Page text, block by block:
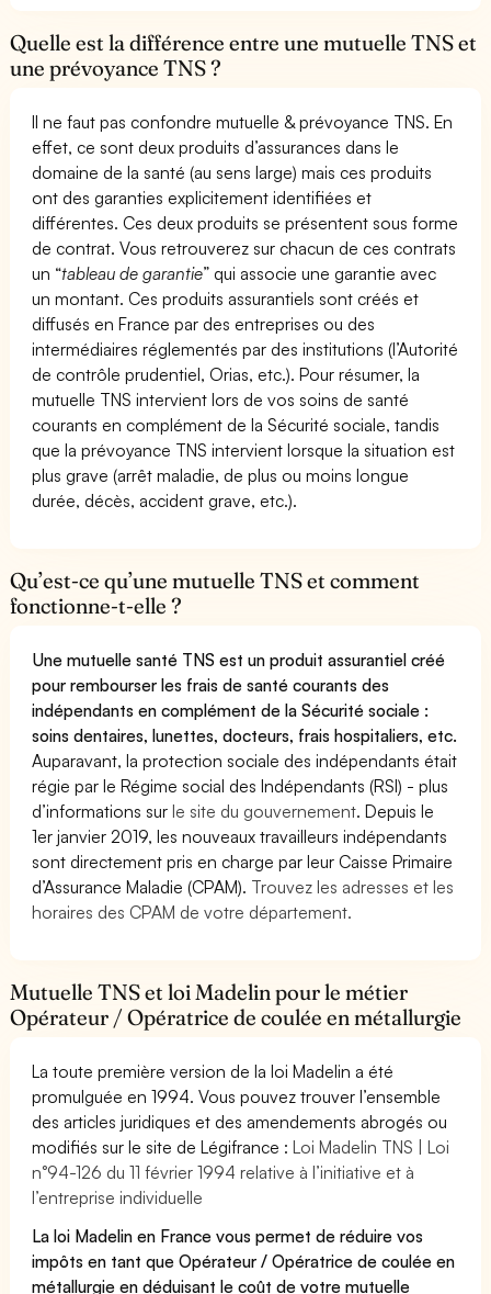
Quelle est la différence entre une mutuelle TNS et
une prévoyance TNS ?
Il ne faut pas confondre mutuelle & prévoyance TNS. En
effet, ce sont deux produits d’assurances dans le
domaine de la santé (au sens large) mais ces produits
ont des garanties explicitement identifiées et
différentes. Ces deux produits se présentent sous forme
de contrat. Vous retrouverez sur chacun de ces contrats
un “tableau de garantie” qui associe une garantie avec
un montant. Ces produits assurantiels sont créés et
diffusés en France par des entreprises ou des
intermédiaires réglementés par des institutions (l’Autorité
de contrôle prudentiel, Orias, etc.). Pour résumer, la
mutuelle TNS intervient lors de vos soins de santé
courants en complément de la Sécurité sociale, tandis
que la prévoyance TNS intervient lorsque la situation est
plus grave (arrêt maladie, de plus ou moins longue
durée, décès, accident grave, etc.).
Qu’est-ce qu’une mutuelle TNS et comment
fonctionne-t-elle ?
Une mutuelle santé TNS est un produit assurantiel créé
pour rembourser les frais de santé courants des
indépendants en complément de la Sécurité sociale :
soins dentaires, lunettes, docteurs, frais hospitaliers, etc.
Auparavant, la protection sociale des indépendants était
régie par le Régime social des Indépendants (RSI) - plus
d’informations surle site du gouvernement. Depuis le
1er janvier 2019, les nouveaux travailleurs indépendants
sont directement pris en charge par leur Caisse Primaire
d’Assurance Maladie (CPAM). Trouvez les adresses et les
horaires des CPAM de votre département.
Mutuelle TNS et loi Madelin pour le métier
Opérateur / Opératrice de coulée en métallurgie
La toute première version de la loi Madelin a été
promulguée en 1994. Vous pouvez trouver l’ensemble
des articles juridiques et des amendements abrogés ou
modifiés sur le site de Légifrance :Loi Madelin TNS | Loi
n°94-126 du 11 février 1994 relative à l’initiative et à
l’entreprise individuelle
La loi Madelin en France vous permet de réduire vos
impôts en tant que Opérateur / Opératrice de coulée en
métallurgie en déduisant le coût de votre mutuelle